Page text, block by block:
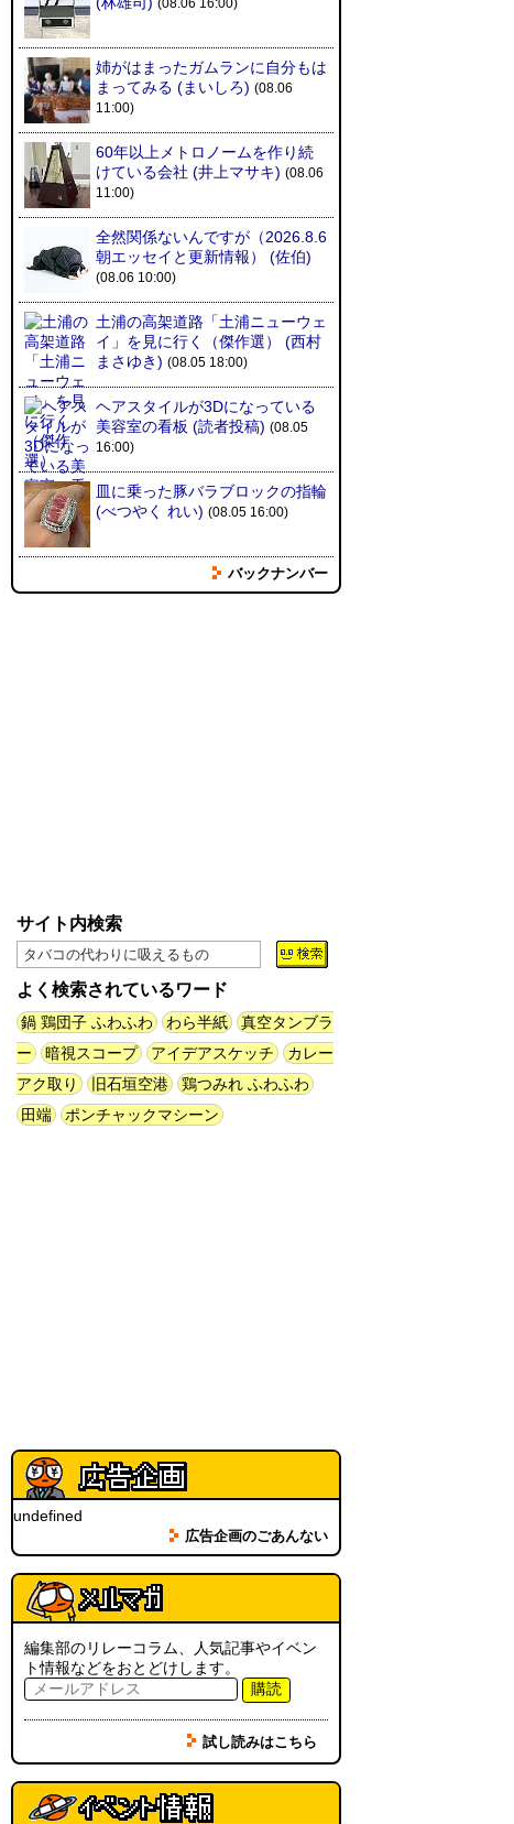
5位
ZWO Seestar S30 Pro
スマート天体望遠鏡
【日本国内正規代理
店…
6位
SKYBASIC子供用顕微
鏡小学生マイクロスコ
ープ 3インチ IPSスクリ
ーン搭…
(08.06 16:00)
姉がはまったガムランに自分もは
まってみる (まいしろ) (08.06
11:00)
60年以上メトロノームを作り続
けている会社 (井上マサキ) (08.06
11:00)
全然関係ないんですが（2026.8.6
朝エッセイと更新情報）
(佐伯)
(08.06 10:00)
土浦の高架道路「土浦ニューウェ
イ」を見に行く（傑作選）
(西村
まさゆき) (08.05 18:00)
ヘアスタイルが3Dになっている
美容室の看板 (読者投稿) (08.05
16:00)
皿に乗った豚バラブロックの指輪
(べつやく れい) (08.05 16:00)
フエラムネをさらに笛っぽくした
らホイッスルになりました(爲房
ちょこ煎がカインズPBで販売し
てました
世田谷区民会館行きのバスは1日
1本(べつやく れい) (08.04 16:00)
「モグラ駅」で有名な土合駅……
実は真の秘境駅はお隣の湯檜曽駅
だった(ぼっちのazumiさん)
現役、コスモスの自販機(読者投
稿) (08.03 16:00)
取り残された木(ほり) (08.03
16:00)
「入力中…」の動きを対面の会話
で表現したい
(んちゅたぐい)
(08.03 11:00)
ミンティアで汗がおさえられるの
は本当か(べつやく れい)
eco小（2026.8.3 朝エッセイと更
新情報）(ほり) (08.03 10:00)
バックナンバー
サイト内検索
よく検索されているワード
鍋 鶏団子 ふわふわ わら半紙
真空タンブラ
ー
暗視スコープ アイデアスケッチ
カレー
アク取り
旧石垣空港
鶏つみれ ふわふわ
田端
ポンチャックマシーン
undefined
広告企画のごあんない
編集部のリレーコラム、人気記事やイベン
ト情報などをおとどけします。
購読
試し読みはこちら